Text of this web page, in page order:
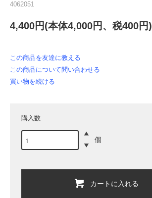
4062051
4,400円(本体4,000円、税400円)
この商品を友達に教える
この商品について問い合わせる
買い物を続ける
購入数
個
カートに入れる